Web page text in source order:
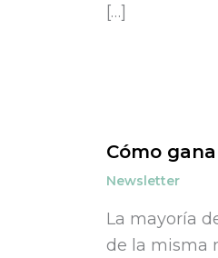
[…]
Cómo
Newsletter
La mayoría
de la misma